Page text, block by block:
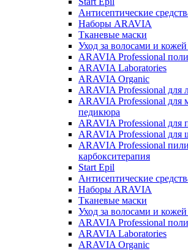
Антисептические
Наборы ARAVIA
Тканевые маски
Уход за волосами и
ARAVIA Professional
ARAVIA Laboratories
ARAVIA Organic
ARAVIA Professional для
ARAVIA Professional для
педикюра
ARAVIA Professional для
ARAVIA Professional для
ARAVIA Professional
карбокситерапия
Start Epil
Антисептические
Наборы ARAVIA
Тканевые маски
Уход за волосами и
ARAVIA Professional
ARAVIA Laboratories
ARAVIA Organic